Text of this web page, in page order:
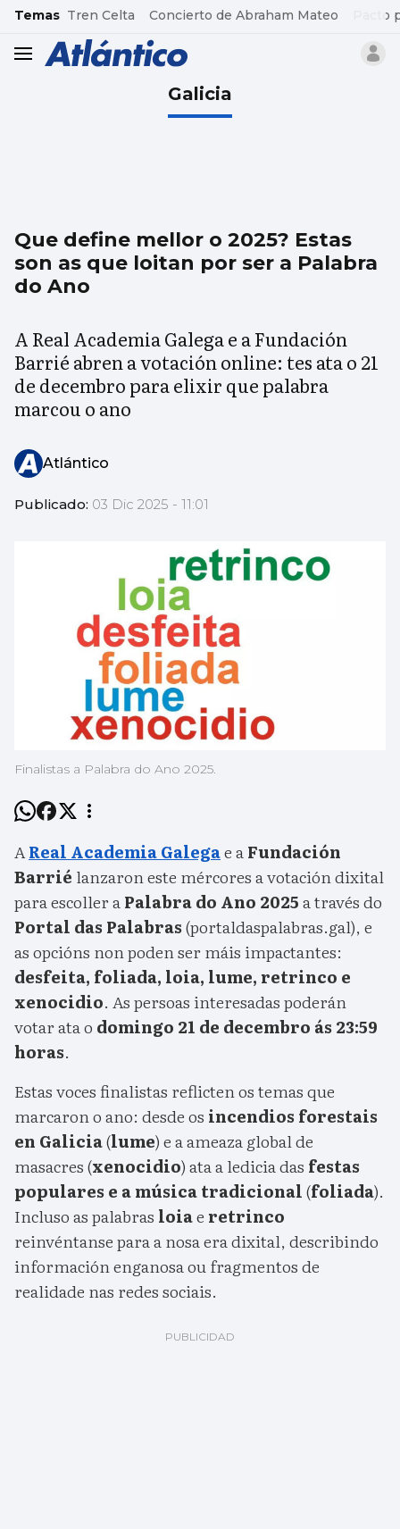
common.go-to-content
Temas Tren Celta Concierto de Abraham Mateo Pacto
header.menu.open
Galicia
Que define mellor o 2025? Estas
son as que loitan por ser a Palabra
do Ano
A Real Academia Galega e a Fundación
Barrié abren a votación online: tes ata o 21
de decembro para elixir que palabra
marcou o ano
Atlántico
Publicado: 03 Dic 2025 - 11:01
Finalistas a Palabra do Ano 2025.
AReal Academia Galegae aFundación
Barrié lanzaron este mércores a votación dixital
para escoller aPalabra do Ano 2025a través do
Portal das Palabras(portaldaspalabras.gal), e
as opcións non poden ser máis impactantes:
desfeita, foliada, loia, lume, retrinco e
xenocidio. As persoas interesadas poderán
votar ata o domingo 21 de decembro ás 23:59
horas.
Estas voces finalistas reflicten os temas que
marcaron o ano: desde os incendios forestais
en Galicia(lume) e a ameaza global de
masacres (xenocidio) ata a ledicia das festas
populares e a música tradicional(foliada).
Incluso as palabras loiae retrinco
reinvéntanse para a nosa era dixital, describindo
información enganosa ou fragmentos de
realidade nas redes sociais.